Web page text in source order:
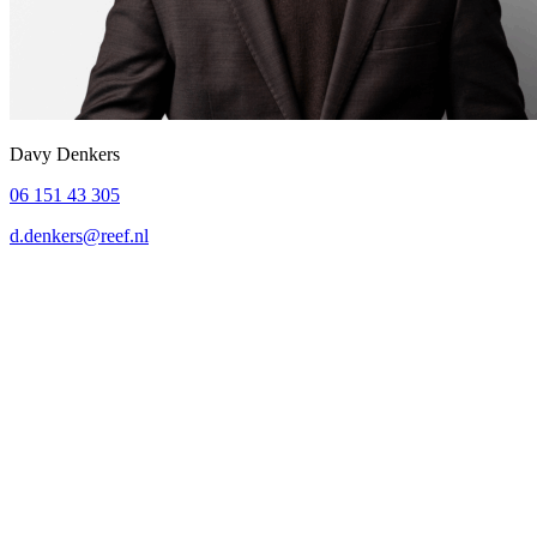
Davy Denkers
06 151 43 305
d.denkers@reef.nl